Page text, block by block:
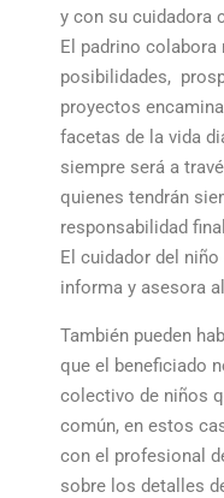
y con su cuidadora
El padrino colabora
posibilidades,
proyectos
facetas de la vida
siempre será a
quienes tendrán
responsabilidad
El cuidador del
informa y asesora
También pueden
que el beneficiado
colectivo de niños
común, en estos
con el profesional
sobre los detalles